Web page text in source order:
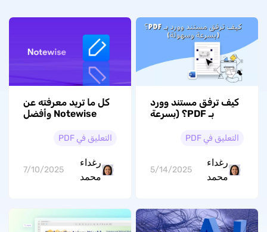
كيف ترفق مستند وورد
بـ PDF؟ (بسرعة
التعليق في PDF
رغداء
محمد
5/14/2025
كل ما تريد معرفته عن
Notewise وأفضل
التعليق في PDF
رغداء
محمد
7/10/2025